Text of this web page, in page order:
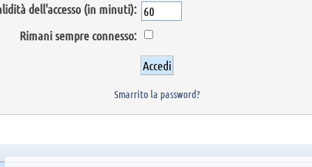
dell'accesso (in minuti):
Rimani sempre connesso:
Smarrito la password?